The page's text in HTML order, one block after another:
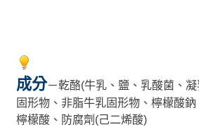
成分－乾酪(牛乳、鹽、乳酸菌、
固形物、非脂牛乳固形物、檸檬酸鈉
檸檬酸、防腐劑(己二烯酸)